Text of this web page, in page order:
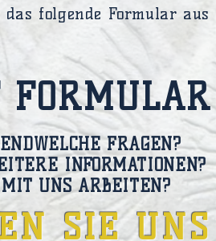
das folgende Formular aus
FORMULAR
FRAGEN?
INFORMATIONEN?
UNS ARBEITEN?
SIE UNS